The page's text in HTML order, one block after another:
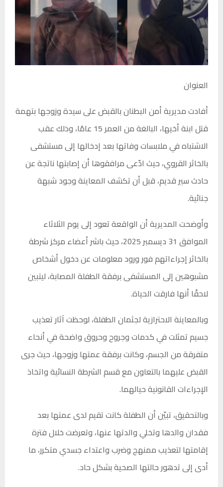
العنوان
أفادت مديرية أمن البطنان بالقبض على سيدة وزوجها بتهمة
قتل ابنة أخيها، البالغة من العمر 15 عامًا، وذلك عقب
الاشتباه في ملابسات وفاتها بعد إدخالها إلى مستشفى
بالخاثر القروي، حيث ادّعى مرافقوها أن إصابتها ناتجة عن
حادث سير قديم، قبل أن تكشف المعاينة وجود شبهة
جنائية.
وأوضحت المديرية أن الواقعة تعود إلى يوم الثلاثاء
الموافق 31 ديسمبر 2025، حيث باشر أعضاء مركز شرطة
بالخاثر إجراءاتهم فور ورود معلومات عن دخول أشخاص
مشبوهين إلى المستشفى برفقة الطفلة المصابة، ليتبين
لاحقًا أنها فارقت الحياة.
وبالمعاينة الاحترازية لجثمان الطفلة، لوحظت آثار تعذيب
جسيم تمثلت في كدمات وجروح وحروق واضحة في أنحاء
متفرقة من الجسم، وكانت برفقة عمتها وزوجها، حيث جرى
القبض عليهما بالتعاون مع قسم الشرطة النسائية واتخاذ
الإجراءات القانونية حيالهما.
وبالتحقيق، تبيّن أن الطفلة كانت تقيم لدى عمتها بعد
فقدان والدها وتخلي والدتها عنها، وتعرضت خلال فترة
إقامتها لتعذيب ممنهج وضرب واعتداء جسدي متكرر، ما
أدى إلى تدهور حالتها الصحية بشكل حاد.